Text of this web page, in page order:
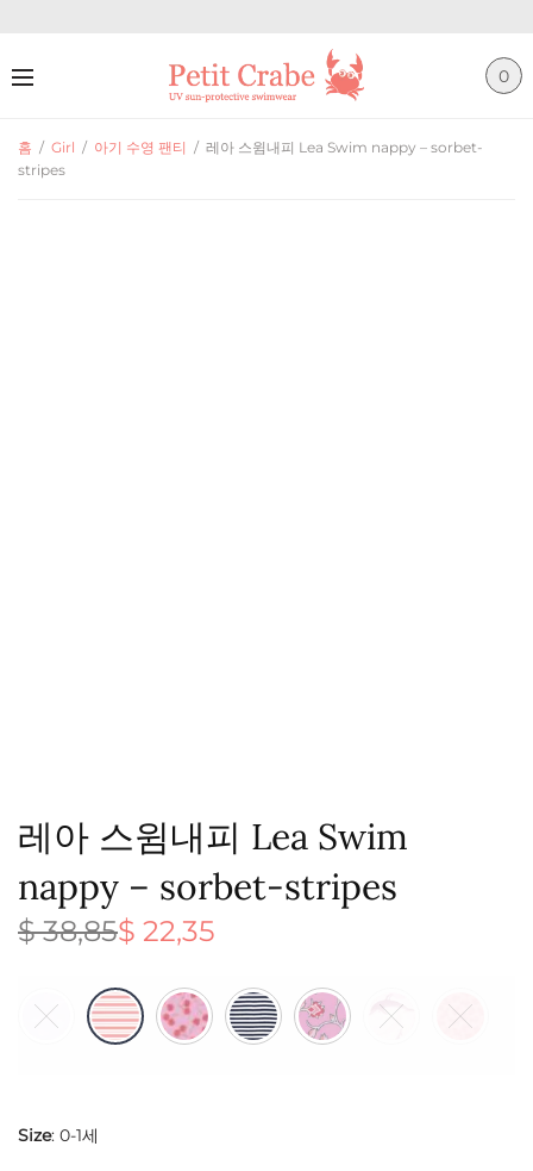
0
홈 / Girl / 아기 수영 팬티 / 레아 스윔내피 Lea Swim nappy – sorbet-
stripes
레아 스윔내피 Lea Swim
nappy – sorbet-stripes
$38,85
원래 가
격:
$ 22,35
현재 가
격:
Size: 0-1세